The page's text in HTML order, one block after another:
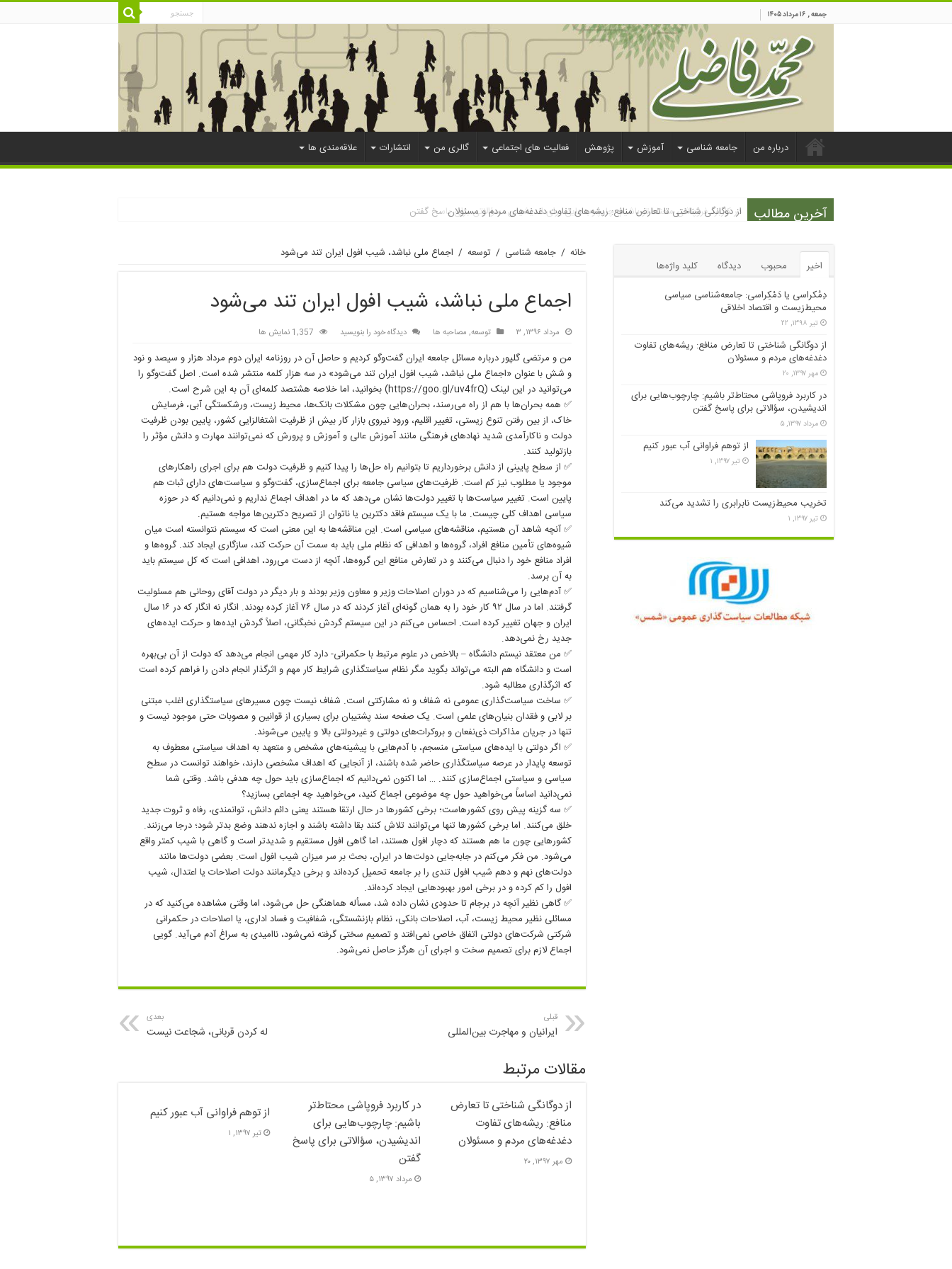
جمعه , ۱۶ مرداد ۱۴۰۵
درباره من جامعه شناسی آموزش پژوهش فعالیت های اجتماعی گالری من انتشارات علاقه‌مندی ها
آخرین مطالب از دوگانگی شناختی تا تعارض منافع: ریشه‌های تفاوت دغدغه‌های مردم و مسئولان
در کاربرد فروپاشی محتاط‌تر باشیم: چارچوب‌هایی برای اندیشیدن، سؤالاتی برای پاسخ گفتن
خانه / جامعه شناسی / توسعه / اجماع ملی نباشد، شیب افول ایران تند می‌شود
اجماع ملی نباشد، شیب افول ایران تند می‌شود
مرداد ۱۳۹۶, ۳ توسعه, مصاحبه ها دیدگاه خود را بنویسید 1,357 نمایش ها
من و مرتضی گلپور درباره مسائل جامعه ایران گفت‌وگو کردیم و حاصل آن در روزنامه ایران دوم مرداد هزار و سیصد و نود
و شش با عنوان «اجماع ملی نباشد، شیب افول ایران تند می‌شود» در سه هزار کلمه منتشر شده است. اصل گفت‌وگو را
می‌توانید در این لینک (https://goo.gl/uv4frQ) بخوانید، اما خلاصه هشتصد کلمه‌ای آن به این شرح است.
✅ همه بحران‌ها با هم از راه می‌رسند، بحران‌هایی چون مشکلات بانک‌ها، محیط ‌زیست، ورشکستگی آبی، فرسایش
خاک، از بین رفتن تنوع زیستی، تغییر اقلیم، ورود نیروی بازار کار بیش از ظرفیت اشتغالزایی کشور، پایین بودن ظرفیت
دولت و ناکارآمدی شدید نهادهای فرهنگی مانند آموزش عالی و آموزش و پرورش که نمی‌توانند مهارت و دانش مؤثر را
بازتولید کنند.
✅ از سطح پایینی از دانش برخورداریم تا بتوانیم راه‌ حل‌ها را پیدا کنیم و ظرفیت دولت هم برای اجرای راهکارهای
موجود یا مطلوب نیز کم است. ظرفیت‌های سیاسی جامعه برای اجماع‌سازی، گفت‌وگو و سیاست‌های دارای ثبات هم
پایین است. تغییر سیاست‌ها با تغییر دولت‌ها نشان می‌دهد که ما در اهداف اجماع نداریم و نمی‌دانیم که در حوزه
سیاسی اهداف کلی چیست. ما با یک سیستم فاقد دکترین یا ناتوان از تصریح دکترین‌ها مواجه هستیم.
✅ آنچه شاهد آن هستیم، مناقشه‌های سیاسی است. این مناقشه‌ها به این معنی است که سیستم نتوانسته است میان
شیوه‌های تأمین منافع افراد، گروه‌ها و اهدافی که نظام ملی باید به سمت آن حرکت کند، سازگاری ایجاد کند. گروه‌ها و
افراد منافع خود را دنبال می‌کنند و در تعارض منافع این گروه‌ها، آنچه از دست می‌رود، اهدافی است که کل سیستم باید
به آن برسد.
✅ آدم‌هایی را می‌شناسیم که در دوران اصلاحات وزیر و معاون وزیر بودند و بار دیگر در دولت آقای روحانی هم مسئولیت
گرفتند. اما در سال ۹۲ کار خود را به همان گونه‌ای آغاز کردند که در سال ۷۶ آغاز کرده بودند. انگار نه انگار که در ۱۶ سال
ایران و جهان تغییر کرده است. احساس می‌کنم در این سیستم گردش نخبگانی، اصلاً گردش ایده‌ها و حرکت ایده‌های
جدید رخ نمی‌دهد.
✅ من معتقد نیستم دانشگاه – بالاخص در علوم مرتبط با حکمرانی- دارد کار مهمی انجام می‌دهد که دولت از آن بی‌بهره
است و دانشگاه هم البته می‌تواند بگوید مگر نظام سیاستگذاری شرایط کار مهم و اثرگذار انجام دادن را فراهم کرده است
که اثرگذاری مطالبه شود.
✅ ساخت سیاست‌گذاری عمومی نه شفاف و نه مشارکتی است. شفاف نیست چون مسیرهای سیاستگذاری اغلب مبتنی
بر لابی و فقدان بنیان‌های علمی است. یک صفحه سند پشتیبان برای بسیاری از قوانین و مصوبات حتی موجود نیست و
تنها در جریان مذاکرات ذی‌نفعان و بروکرات‌های دولتی و غیردولتی بالا و پایین می‌شوند.
✅ اگر دولتی با ایده‌های سیاستی منسجم، با آدم‌هایی با پیشینه‌های مشخص و متعهد به اهداف سیاستی معطوف به
توسعه پایدار در عرصه سیاستگذاری حاضر شده باشند، از آنجایی که اهداف مشخصی دارند، خواهند توانست در سطح
سیاسی و سیاستی اجماع‌سازی کنند. … اما اکنون نمی‌دانیم که اجماع‌سازی باید حول چه هدفی باشد. وقتی شما
نمی‌دانید اساساً می‌خواهید حول چه موضوعی اجماع کنید، می‌خواهید چه اجماعی بسازید؟
✅ سه گزینه پیش روی کشورهاست؛ برخی کشورها در حال ارتقا هستند یعنی دائم دانش، توانمندی، رفاه و ثروت جدید
خلق می‌کنند. اما برخی کشورها تنها می‌توانند تلاش کنند بقا داشته باشند و اجازه ندهند وضع بدتر شود؛ درجا می‌زنند.
کشورهایی چون ما هم هستند که دچار افول هستند، اما گاهی افول مستقیم و شدیدتر است و گاهی با شیب کمتر واقع
می‌شود. من فکر می‌کنم در جابه‌جایی دولت‌ها در ایران، بحث بر سر میزان شیب افول است. بعضی دولت‌ها مانند
دولت‌های نهم و دهم شیب افول تندی را بر جامعه تحمیل کرده‌اند و برخی دیگرمانند دولت اصلاحات یا اعتدال، شیب
افول را کم کرده و در برخی امور بهبودهایی ایجاد کرده‌اند.
✅ گاهی نظیر آنچه در برجام تا حدودی نشان داده شد، مسأله هماهنگی حل می‌شود، اما وقتی مشاهده می‌کنید که در
مسائلی نظیر محیط‌ زیست، آب، اصلاحات بانکی، نظام بازنشستگی، شفافیت و فساد اداری، یا اصلاحات در حکمرانی
شرکتی شرکت‌های دولتی اتفاق خاصی نمی‌افتد و تصمیم سختی گرفته نمی‌شود، ناامیدی به سراغ آدم می‌آید. گویی
اجماع لازم برای تصمیم سخت و اجرای آن هرگز حاصل نمی‌شود.
قبلی
ایرانیان و مهاجرت بین‌المللی
بعدی
له کردن قربانی، شجاعت نیست
مقالات مرتبط
از دوگانگی شناختی تا تعارض
منافع: ریشه‌های تفاوت
دغدغه‌های مردم و مسئولان
مهر ۱۳۹۷, ۲۰
در کاربرد فروپاشی محتاط‌تر
باشیم: چارچوب‌هایی برای
اندیشیدن، سؤالاتی برای پاسخ
گفتن
مرداد ۱۳۹۷, ۵
از توهم فراوانی آب عبور کنیم
تیر ۱۳۹۷, ۱
اخیر محبوب دیدگاه
کلید واژه‌ها
دِمُکراسی یا دَمْکِراسی: جامعه‌شناسی سیاسی
محیط‌زیست و اقتصاد اخلاقی
تیر ۱۳۹۸, ۲۲
از دوگانگی شناختی تا تعارض منافع: ریشه‌های تفاوت
دغدغه‌های مردم و مسئولان
مهر ۱۳۹۷, ۲۰
در کاربرد فروپاشی محتاط‌تر باشیم: چارچوب‌هایی برای
اندیشیدن، سؤالاتی برای پاسخ گفتن
مرداد ۱۳۹۷, ۵
از توهم فراوانی آب عبور کنیم
تیر ۱۳۹۷, ۱
تخریب محیط‌زیست نابرابری را تشدید می‌کند
تیر ۱۳۹۷, ۱